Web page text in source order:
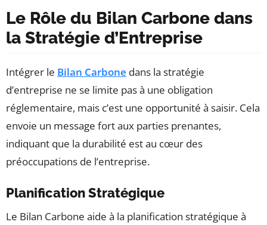
Le Rôle du Bilan Carbone dans
la Stratégie d’Entreprise
Intégrer le Bilan Carbone dans la stratégie
d’entreprise ne se limite pas à une obligation
réglementaire, mais c’est une opportunité à saisir. Cela
envoie un message fort aux parties prenantes,
indiquant que la durabilité est au cœur des
préoccupations de l’entreprise.
Planification Stratégique
Le Bilan Carbone aide à la planification stratégique à